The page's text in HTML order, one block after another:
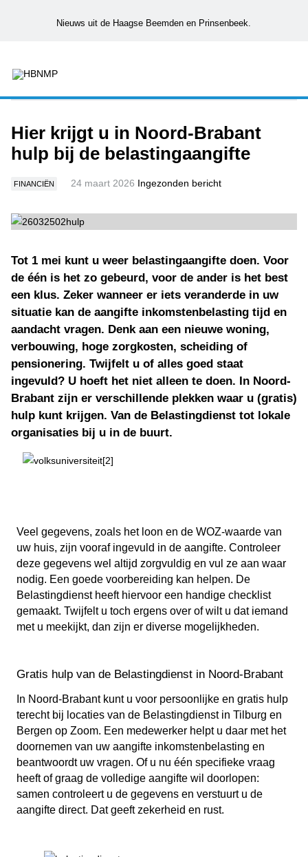
Nieuws uit de Haagse Beemden en Prinsenbeek.
Hier krijgt u in Noord-Brabant
hulp bij de belastingaangifte
FINANCIËN 24 maart 2026 Ingezonden bericht
Tot 1 mei kunt u weer belastingaangifte doen. Voor
de één is het zo gebeurd, voor de ander is het best
een klus. Zeker wanneer er iets veranderde in uw
situatie kan de aangifte inkomstenbelasting tijd en
aandacht vragen. Denk aan een nieuwe woning,
verbouwing, hoge zorgkosten, scheiding of
pensionering. Twijfelt u of alles goed staat
ingevuld? U hoeft het niet alleen te doen. In Noord-
Brabant zijn er verschillende plekken waar u (gratis)
hulp kunt krijgen. Van de Belastingdienst tot lokale
organisaties bij u in de buurt.
Veel gegevens, zoals het loon en de WOZ-waarde van
uw huis, zijn vooraf ingevuld in de aangifte. Controleer
deze gegevens wel altijd zorgvuldig en vul ze aan waar
nodig. Een goede voorbereiding kan helpen. De
Belastingdienst heeft hiervoor een handige checklist
gemaakt. Twijfelt u toch ergens over of wilt u dat iemand
met u meekijkt, dan zijn er diverse mogelijkheden.
Gratis hulp van de Belastingdienst in Noord-Brabant
In Noord-Brabant kunt u voor persoonlijke en gratis hulp
terecht bij locaties van de Belastingdienst in Tilburg en
Bergen op Zoom. Een medewerker helpt u daar met het
doornemen van uw aangifte inkomstenbelasting en
beantwoordt uw vragen. Of u nu één specifieke vraag
heeft of graag de volledige aangifte wil doorlopen:
samen controleert u de gegevens en verstuurt u de
aangifte direct. Dat geeft zekerheid en rust.